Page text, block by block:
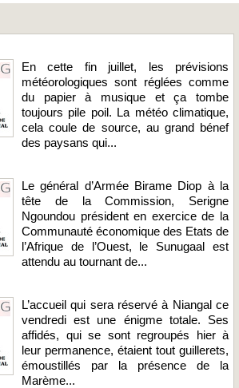
En cette fin juillet, les prévisions
météorologiques sont réglées comme
du papier à musique et ça tombe
toujours pile poil. La météo climatique,
cela coule de source, au grand bénef
des paysans qui...
Le général d’Armée Birame Diop à la
tête de la Commission, Serigne
Ngoundou président en exercice de la
Communauté économique des Etats de
l’Afrique de l’Ouest, le Sunugaal est
attendu au tournant de...
L’accueil qui sera réservé à Niangal ce
vendredi est une énigme totale. Ses
affidés, qui se sont regroupés hier à
leur permanence, étaient tout guillerets,
émoustillés par la présence de la
Marème...